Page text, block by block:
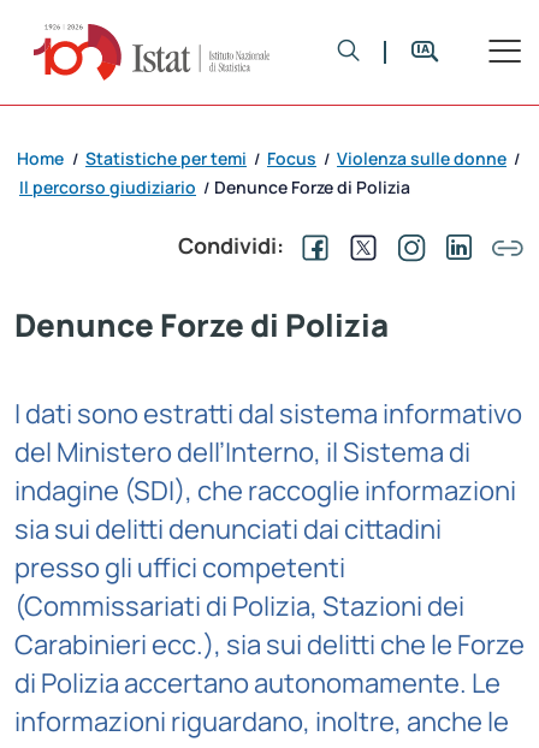
Home / Statistiche per temi / Focus / Violenza sulle donne /
Il percorso giudiziario / Denunce Forze di Polizia
Condividi:
Denunce Forze di Polizia
I dati sono estratti dal sistema informativo
del Ministero dell’Interno, il Sistema di
indagine (SDI), che raccoglie informazioni
sia sui delitti denunciati dai cittadini
presso gli uffici competenti
(Commissariati di Polizia, Stazioni dei
Carabinieri ecc.), sia sui delitti che le Forze
di Polizia accertano autonomamente. Le
informazioni riguardano, inoltre, anche le